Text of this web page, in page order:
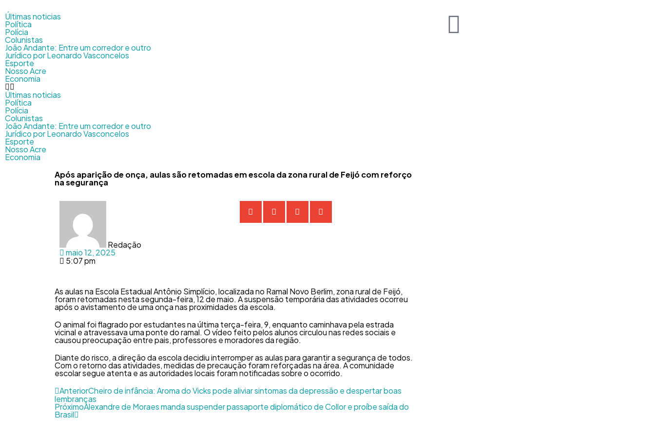
Últimas noticias
Política
Polícia
Colunistas
João Andante: Entre um corredor e outro
Jurídico por Leonardo Vasconcelos
Esporte
Nosso Acre
Economia
Últimas noticias
Política
Polícia
Colunistas
João Andante: Entre um corredor e outro
Jurídico por Leonardo Vasconcelos
Esporte
Nosso Acre
Economia
Após aparição de onça, aulas são retomadas em escola da zona rural de Feijó com reforço
na segurança
Redação
maio 12, 2025
5:07 pm
As aulas na Escola Estadual Antônio Simplício, localizada no Ramal Novo Berlim, zona rural de Feijó,
foram retomadas nesta segunda-feira, 12 de maio. A suspensão temporária das atividades ocorreu
após o avistamento de uma onça nas proximidades da escola.
O animal foi flagrado por estudantes na última terça-feira, 9, enquanto caminhava pela estrada
vicinal e atravessava uma ponte do ramal. O vídeo feito pelos alunos circulou nas redes sociais e
causou preocupação entre pais, professores e moradores da região.
Diante do risco, a direção da escola decidiu interromper as aulas para garantir a segurança de todos.
Com o retorno das atividades, medidas de precaução foram reforçadas na área. A comunidade
escolar segue atenta e as autoridades locais foram notificadas sobre o ocorrido.
AnteriorCheiro de infância: Aroma do Vicks pode aliviar sintomas da depressão e despertar boas
lembranças
PróximoAlexandre de Moraes manda suspender passaporte diplomático de Collor e proíbe saída do
Brasil